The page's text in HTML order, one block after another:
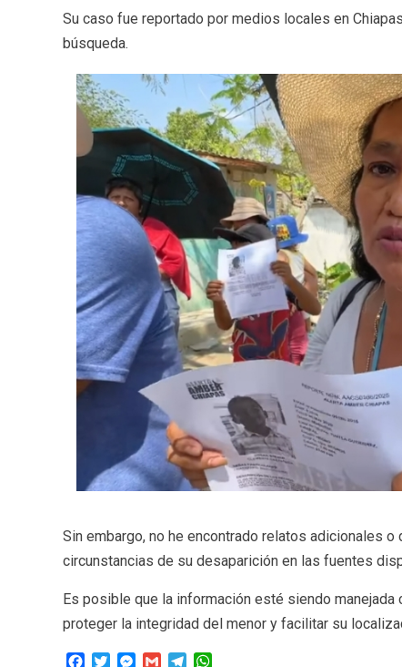
Su caso fue reportado por medios locales en
búsqueda.
Sin embargo, no he encontrado relatos adicionales
circunstancias de su desaparición en las fuentes
Es posible que la información esté siendo
proteger la integridad del menor y facilitar su
Facebook
TwitterMessenger
Gmail Telegram